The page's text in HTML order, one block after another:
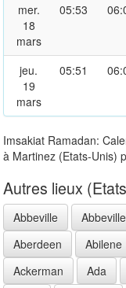
mer.
18
mars
05:53
jeu.
19
mars
05:51
Imsakiat Ramadan:
à Martinez (Etats-Unis)
Autres lieux
Abbeville Abbeville
Aberdeen
Abilene
Ackerman
Ada